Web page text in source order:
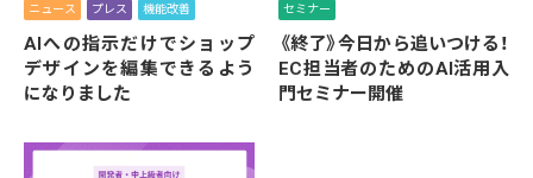
ニュース プレス 機能改善
AIへの指示だけでショップ
デザインを編集できるよう
になりました
セミナー
《終了》今日から追いつける！
EC担当者のためのAI活用入
門セミナー開催